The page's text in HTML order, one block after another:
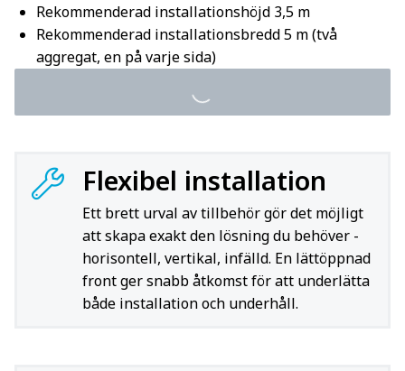
Rekommenderad installationshöjd 3,5 m
Rekommenderad installationsbredd 5 m (två
aggregat, en på varje sida)
Flexibel installation
Ett brett urval av tillbehör gör det möjligt
att skapa exakt den lösning du behöver -
horisontell, vertikal, infälld. En lättöppnad
front ger snabb åtkomst för att underlätta
både installation och underhåll.